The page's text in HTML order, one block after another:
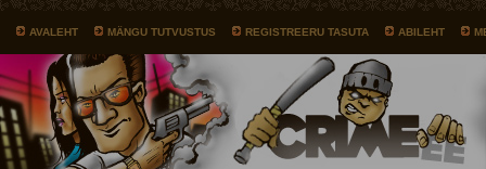
AVALEHT MÄNGU TUTVUSTUS REGISTREERU TASUTA ABILEHT